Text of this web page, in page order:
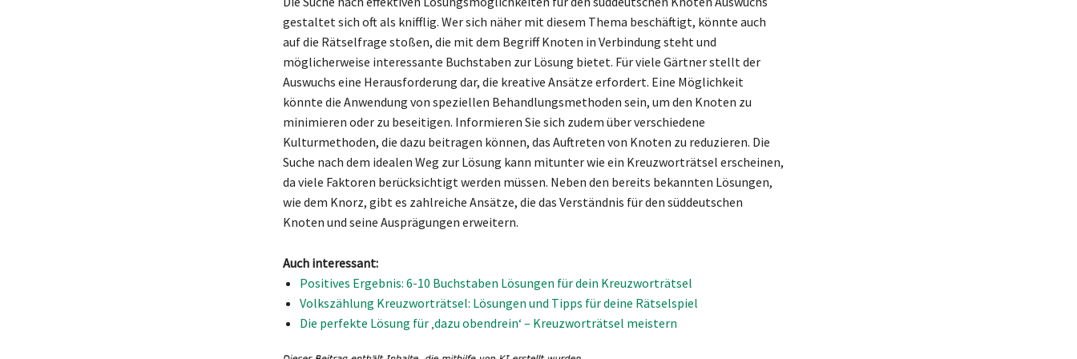
gestaltet sich oft als knifflig. Wer sich näher mit diesem Thema beschäftigt, könnte auch
auf die Rätselfrage stoßen, die mit dem Begriff Knoten in Verbindung steht und
möglicherweise interessante Buchstaben zur Lösung bietet. Für viele Gärtner stellt der
Auswuchs eine Herausforderung dar, die kreative Ansätze erfordert. Eine Möglichkeit
könnte die Anwendung von speziellen Behandlungsmethoden sein, um den Knoten zu
minimieren oder zu beseitigen. Informieren Sie sich zudem über verschiedene
Kulturmethoden, die dazu beitragen können, das Auftreten von Knoten zu reduzieren. Die
Suche nach dem idealen Weg zur Lösung kann mitunter wie ein Kreuzworträtsel erscheinen,
da viele Faktoren berücksichtigt werden müssen. Neben den bereits bekannten Lösungen,
wie dem Knorz, gibt es zahlreiche Ansätze, die das Verständnis für den süddeutschen
Knoten und seine Ausprägungen erweitern.
Auch interessant:
Positives Ergebnis: 6-10 Buchstaben Lösungen für dein Kreuzworträtsel
Volkszählung Kreuzworträtsel: Lösungen und Tipps für deine Rätselspiel
Die perfekte Lösung für ‚dazu obendrein‘ – Kreuzworträtsel meistern